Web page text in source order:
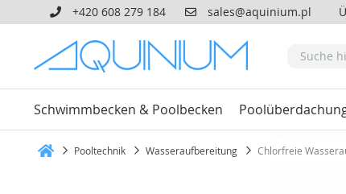
+420 608 279 184 sales@aquinium.pl
Schwimmbecken & Poolbecken
Pooltechnik Wasseraufbereitung Chlorfreie